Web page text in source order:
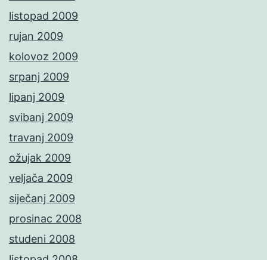
listopad 2009
rujan 2009
kolovoz 2009
srpanj 2009
lipanj 2009
svibanj 2009
travanj 2009
ožujak 2009
veljača 2009
siječanj 2009
prosinac 2008
studeni 2008